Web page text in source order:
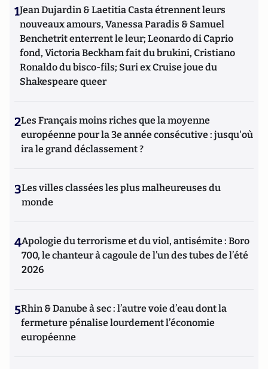
1Jean Dujardin & Laetitia Casta étrennent leurs
nouveaux amours, Vanessa Paradis & Samuel
Benchetrit enterrent le leur; Leonardo di Caprio
fond, Victoria Beckham fait du brukini, Cristiano
Ronaldo du bisco-fils; Suri ex Cruise joue du
Shakespeare queer
2Les Français moins riches que la moyenne
européenne pour la 3e année consécutive : jusqu'où
ira le grand déclassement ?
3Les villes classées les plus malheureuses du
monde
4Apologie du terrorisme et du viol, antisémite : Boro
700, le chanteur à cagoule de l’un des tubes de l’été
2026
5Rhin & Danube à sec : l’autre voie d’eau dont la
fermeture pénalise lourdement l’économie
européenne